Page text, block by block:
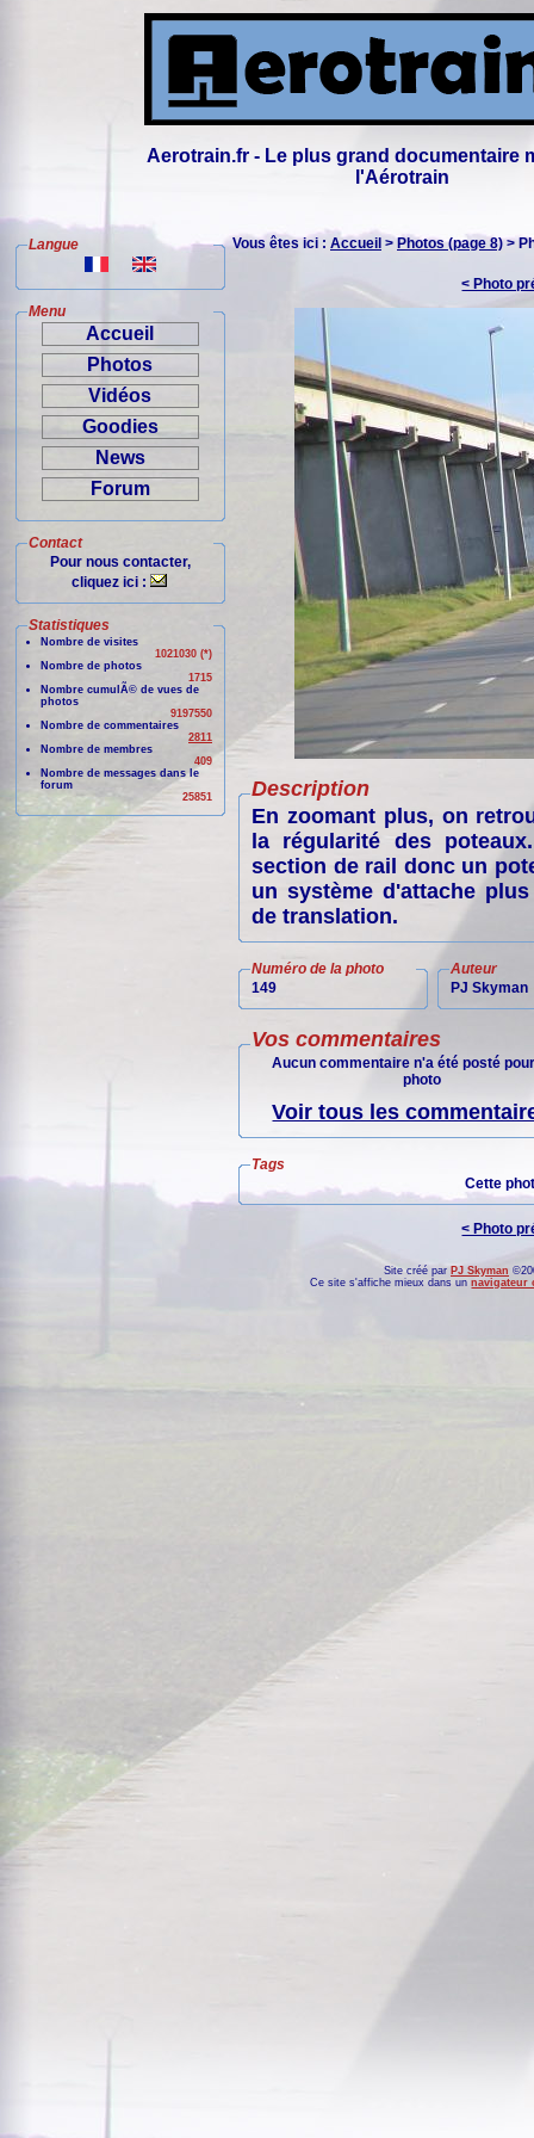
Aerotrain.fr - Le plus grand documentaire
l'Aérotrain
Langue
Menu
Accueil
Photos
Vidéos
Goodies
News
Forum
Contact
Pour nous contacter,
cliquez ici :
Statistiques
Nombre de visites
1021030 (*)
Nombre de photos
1715
Nombre cumulÃ© de vues de
photos
9197550
Nombre de commentaires
2811
Nombre de membres
409
Nombre de messages dans le
forum
25851
Vous êtes ici : Accueil > Photos (page 8)>
< Photo
Description
En zoomant plus, on
la régularité des
section de rail donc un
un système d'attache
de translation.
Numéro de la photo
149
Auteur
PJ Skyman
Vos commentaires
Aucun commentaire n'a été posté
photo
Voir tous les
Tags
Cette
< Photo
Site créé par PJ Skyman
Ce site s'affiche mieux dans unnavigateur